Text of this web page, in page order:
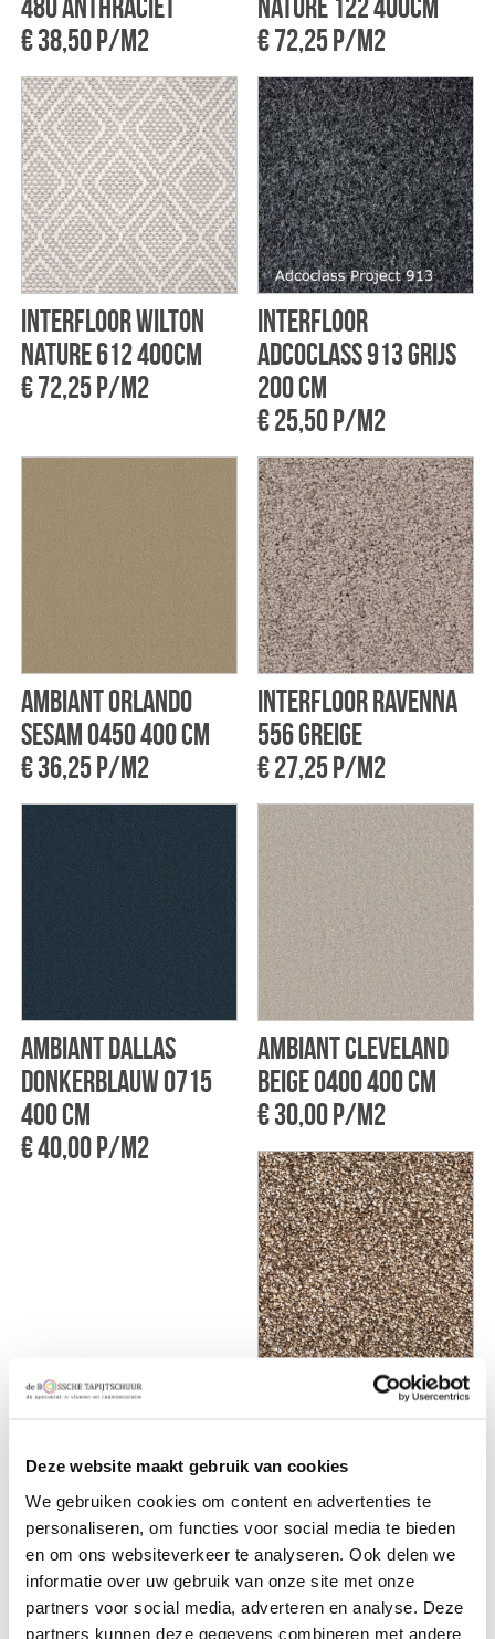
Deze website maakt gebruik van cookies
We gebruiken cookies om content en advertenties te
personaliseren, om functies voor social media te bieden
en om ons websiteverkeer te analyseren. Ook delen we
informatie over uw gebruik van onze site met onze
partners voor social media, adverteren en analyse. Deze
partners kunnen deze gegevens combineren met andere
480 Anthraciet
€ 38,50 p/m2
Nature 122 400cm
€ 72,25 p/m2
Interfloor Wilton
Nature 612 400cm
€ 72,25 p/m2
Interfloor
Adcoclass 913 Grijs
200 cm
€ 25,50 p/m2
Ambiant Orlando
Sesam 0450 400 cm
€ 36,25 p/m2
Interfloor Ravenna
556 Greige
€ 27,25 p/m2
Ambiant Dallas
donkerblauw 0715
400 cm
€ 40,00 p/m2
Ambiant Cleveland
beige 0400 400 cm
€ 30,00 p/m2
Montinique Briljant
€ 34,75 p/m2